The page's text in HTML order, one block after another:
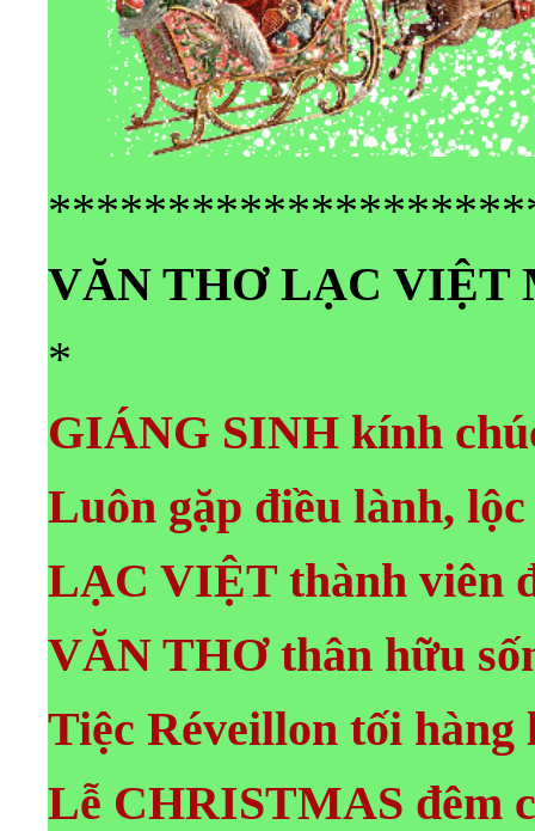
VĂN THƠ LẠC VIỆT
*
GIÁNG SINH kính
Luôn gặp điều lành, lộc
LẠC VIỆT thành viên
VĂN THƠ thân hữu
Tiệc Réveillon tối hàng
Lễ CHRISTMAS đêm